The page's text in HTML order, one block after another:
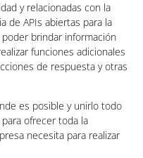
y relacionadas con la
de APIs abiertas para la
brindar información
funciones adicionales
de respuesta y otras
es posible y unirlo todo
ofrecer toda la
necesita para realizar